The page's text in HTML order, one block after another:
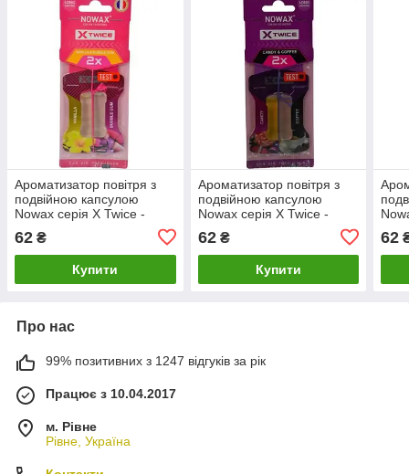
Ароматизатор повітря з
подвійною капсулою
Nowax серія X Twice -
NX00152 LuxPrice
62 ₴
Купити
Ароматизатор повітря з
подвійною капсулою
Nowax серія X Twice -
LuxPrice
62₴
Купити
62
Про нас
99% позитивних з 1247 відгуків за рік
Працює з 10.04.2017
м. Рівне
Рівне, Україна